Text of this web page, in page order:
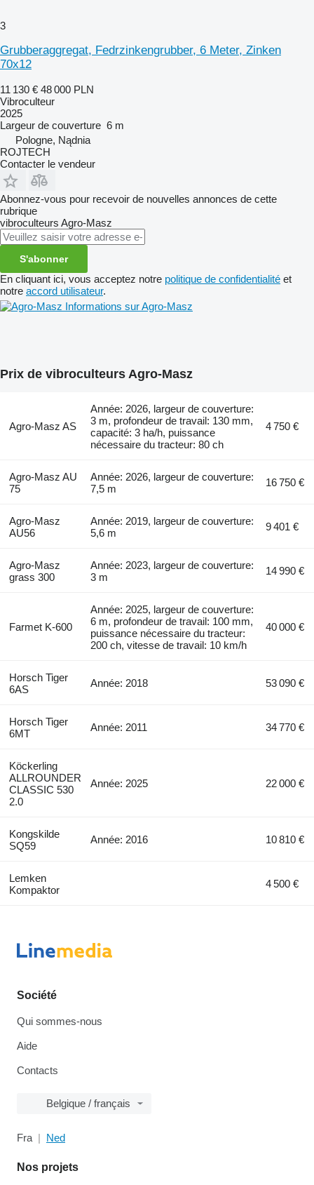
3
Grubberaggregat, Fedrzinkengrubber, 6 Meter, Zinken
70x12
11 130 € 48 000 PLN
Vibroculteur
2025
Largeur de couverture 6 m
Pologne, Nądnia
ROJTECH
Contacter le vendeur
Abonnez-vous pour recevoir de nouvelles annonces de cette
rubrique
vibroculteurs Agro-Masz
S'abonner
En cliquant ici, vous acceptez notre politique de confidentialité et
notre accord utilisateur.
Informations sur Agro-Masz
Prix de vibroculteurs Agro-Masz
Agro-Masz AS
Année: 2026, largeur de couverture:
3 m, profondeur de travail: 130 mm,
capacité: 3 ha/h, puissance
nécessaire du tracteur: 80 ch
4 750 €
Agro-Masz AU
75
Année: 2026, largeur de couverture:
7,5 m
16 750 €
Agro-Masz
AU56
Année: 2019, largeur de couverture:
5,6 m
9 401 €
Agro-Masz
grass 300
Année: 2023, largeur de couverture:
3 m
14 990 €
Farmet K-600
Année: 2025, largeur de couverture:
6 m, profondeur de travail: 100 mm,
puissance nécessaire du tracteur:
200 ch, vitesse de travail: 10 km/h
40 000 €
Horsch Tiger
6AS
Année: 2018 53 090 €
Horsch Tiger
6MT
Année: 2011 34 770 €
Köckerling
ALLROUNDER
CLASSIC 530
2.0
Année: 2025 22 000 €
Kongskilde
SQ59
Année: 2016 10 810 €
Lemken
Kompaktor
4 500 €
Société
Qui sommes-nous
Aide
Contacts
Belgique / français
Fra Ned
Nos projets